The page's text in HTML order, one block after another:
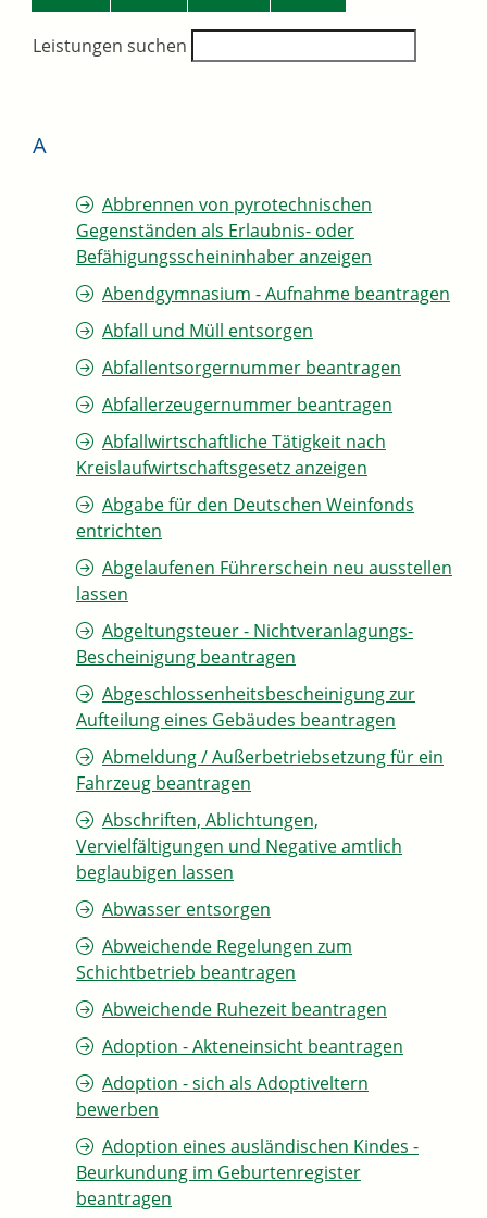
Leistungen suchen
A
Abbrennen von pyrotechnischen
Gegenständen als Erlaubnis- oder
Befähigungsscheininhaber anzeigen
Abendgymnasium - Aufnahme beantragen
Abfall und Müll entsorgen
Abfallentsorgernummer beantragen
Abfallerzeugernummer beantragen
Abfallwirtschaftliche Tätigkeit nach
Kreislaufwirtschaftsgesetz anzeigen
Abgabe für den Deutschen Weinfonds
entrichten
Abgelaufenen Führerschein neu ausstellen
lassen
Abgeltungsteuer - Nichtveranlagungs-
Bescheinigung beantragen
Abgeschlossenheitsbescheinigung zur
Aufteilung eines Gebäudes beantragen
Abmeldung / Außerbetriebsetzung für ein
Fahrzeug beantragen
Abschriften, Ablichtungen,
Vervielfältigungen und Negative amtlich
beglaubigen lassen
Abwasser entsorgen
Abweichende Regelungen zum
Schichtbetrieb beantragen
Abweichende Ruhezeit beantragen
Adoption - Akteneinsicht beantragen
Adoption - sich als Adoptiveltern
bewerben
Adoption eines ausländischen Kindes -
Beurkundung im Geburtenregister
beantragen